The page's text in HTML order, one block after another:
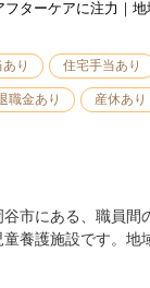
ターケアに注力｜地
り 住宅手当あり
職金あり 産休あり
市にある、職員間
養護施設です。地